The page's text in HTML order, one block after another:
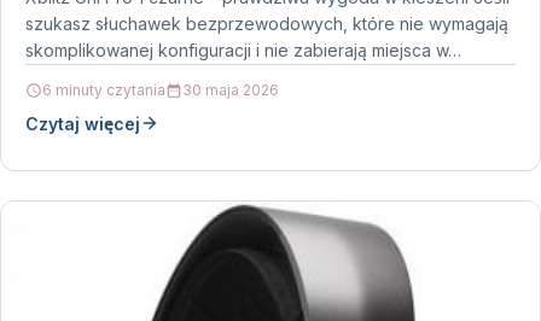
szukasz słuchawek bezprzewodowych, które nie wymagają
skomplikowanej konfiguracji i nie zabierają miejsca w…
6 minuty czytania 30 maja 2026
Czytaj więcej